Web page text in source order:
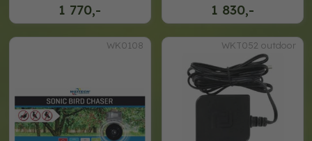
1 770,- 1 830,-
WK0108 WKT052 outdoor